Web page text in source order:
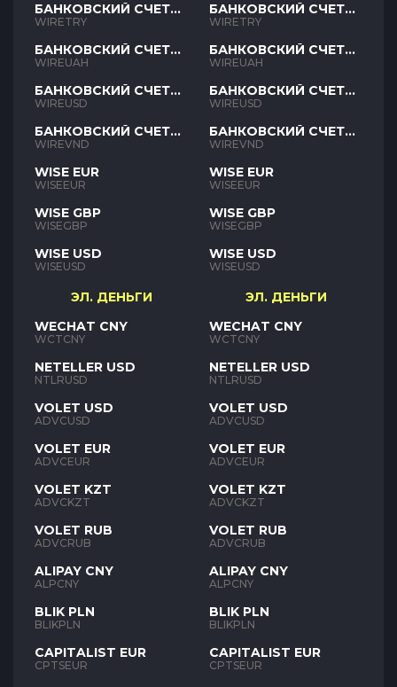
БАНКОВСКИЙ СЧЕТ
TRY
WIRETRY
БАНКОВСКИЙ СЧЕТ
UAH
WIREUAH
БАНКОВСКИЙ СЧЕТ
USD
WIREUSD
БАНКОВСКИЙ СЧЕТ
VND
WIREVND
WISE EUR
WISEEUR
WISE GBP
WISEGBP
WISE USD
WISEUSD
ЭЛ. ДЕНЬГИ
WECHAT CNY
WCTCNY
NETELLER USD
NTLRUSD
VOLET USD
ADVCUSD
VOLET EUR
ADVCEUR
VOLET KZT
ADVCKZT
VOLET RUB
ADVCRUB
ALIPAY CNY
ALPCNY
BLIK PLN
BLIKPLN
CAPITALIST EUR
CPTSEUR
БАНКОВСКИЙ СЧЕТ
TRY
WIRETRY
БАНКОВСКИЙ СЧЕТ
UAH
WIREUAH
БАНКОВСКИЙ СЧЕТ
USD
WIREUSD
БАНКОВСКИЙ СЧЕТ
VND
WIREVND
WISE EUR
WISEEUR
WISE GBP
WISEGBP
WISE USD
WISEUSD
ЭЛ. ДЕНЬГИ
WECHAT CNY
WCTCNY
NETELLER USD
NTLRUSD
VOLET USD
ADVCUSD
VOLET EUR
ADVCEUR
VOLET KZT
ADVCKZT
VOLET RUB
ADVCRUB
ALIPAY CNY
ALPCNY
BLIK PLN
BLIKPLN
CAPITALIST EUR
CPTSEUR